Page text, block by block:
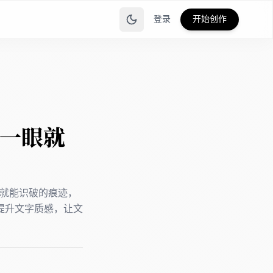
登录 开始创作
眼就
能识破的痕迹，
升文字质感，让文